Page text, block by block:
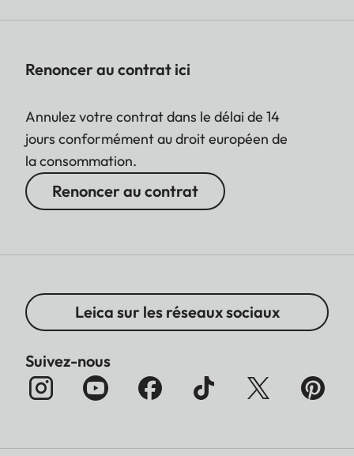
Renoncer au contrat ici
Annulez votre contrat dans le délai de 14
jours conformément au droit européen de
la consommation.
Renoncer au contrat
Leica sur les réseaux sociaux
Suivez-nous